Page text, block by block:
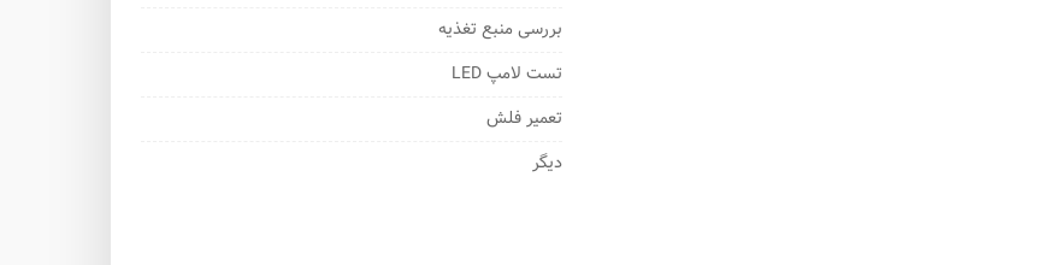
بررسی منبع تغذیه
تست لامپ LED
تعمیر فلش
دیگر